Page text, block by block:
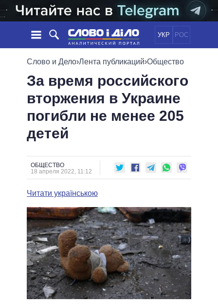
УКР РОС
НОВОСТИ
ЛЕНТА
СОБЫТИЯ
СТАТЬИ
МНЕНИЯ
ОБЗОРЫ
ДАЙДЖЕСТЫ
ПОЛИТИКА
ЭКОНОМИКА
ОБЩЕСТВО
ОБЕЩАНИЯ
ПОЛИТИКИ
ВСЕ ПОЛИТИКИ
ПРЕЗИДЕНТ И ОФИС
ВЕРХОВНАЯ РАДА
КАБИНЕТ МИНИСТРОВ
МЭРЫ
ВСЕ ПЕРСОНЫ
ПОДДЕРЖАТЬ
СРАВНЕНИЕ ПОЛИТИКОВ
Слово и Дело›Лента публикаций›Общество
За время российского
вторжения в Украине
погибли не менее 205
детей
ОБЩЕСТВО
18 апреля 2022, 11:12
Читати українською